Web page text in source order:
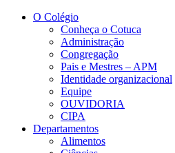
Conteúdo principal
O Colégio
Conheça o Cotuca
Administração
Congregação
Pais e Mestres – APM
Identidade organizacional
Equipe
OUVIDORIA
CIPA
Departamentos
Alimentos